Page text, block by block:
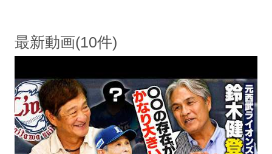
最新動画(10件)